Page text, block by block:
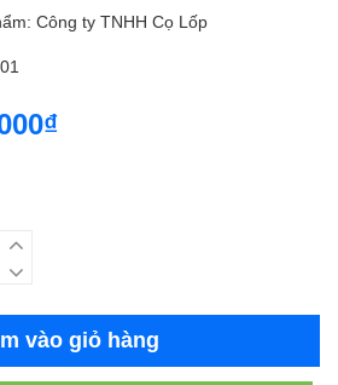
Công ty TNHH Cọ Lốp
vào giỏ hàng